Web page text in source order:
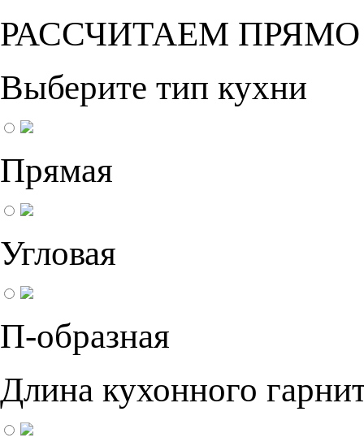
РАССЧИТАЕМ
Выберите тип кухни
Прямая
Угловая
П-образная
Длина кухонного